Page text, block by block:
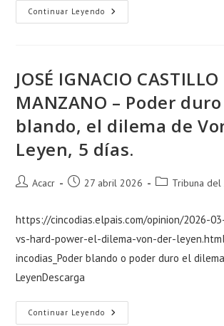
Continuar Leyendo
JOSÉ IGNACIO CASTILLO
MANZANO – Poder
blando, el dilema de
Leyen, 5 días.
Acacr 27 abril 2026 Tribuna del
https://cincodias.elpais.com/opinion/2026-
vs-hard-power-el-dilema-von-der-leyen.html
incodias_Poder blando o poder duro el
LeyenDescarga
Continuar Leyendo